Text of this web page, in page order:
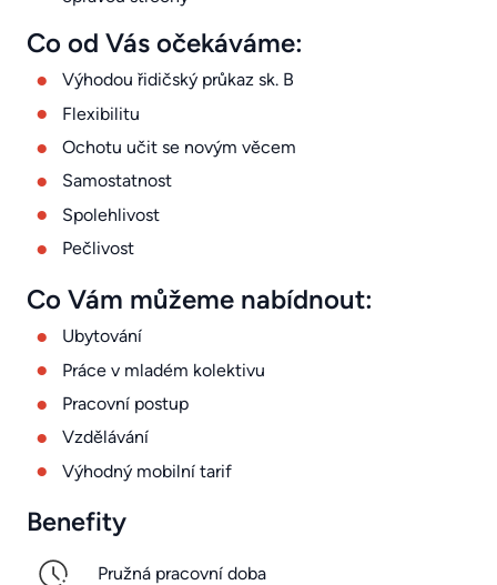
Co od Vás očekáváme:
Výhodou řidičský průkaz sk. B
Flexibilitu
Ochotu učit se novým věcem
Samostatnost
Spolehlivost
Pečlivost
Co Vám můžeme nabídnout:
Ubytování
Práce v mladém kolektivu
Pracovní postup
Vzdělávání
Výhodný mobilní tarif
Benefity
Pružná pracovní doba